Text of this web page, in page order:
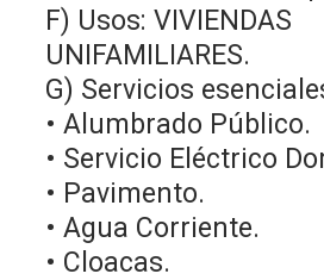
F) Usos: VIVIENDAS
UNIFAMILIARES.
G) Servicios
• Alumbrado Público.
• Servicio Eléctrico
• Pavimento.
• Agua Corriente.
• Cloacas.